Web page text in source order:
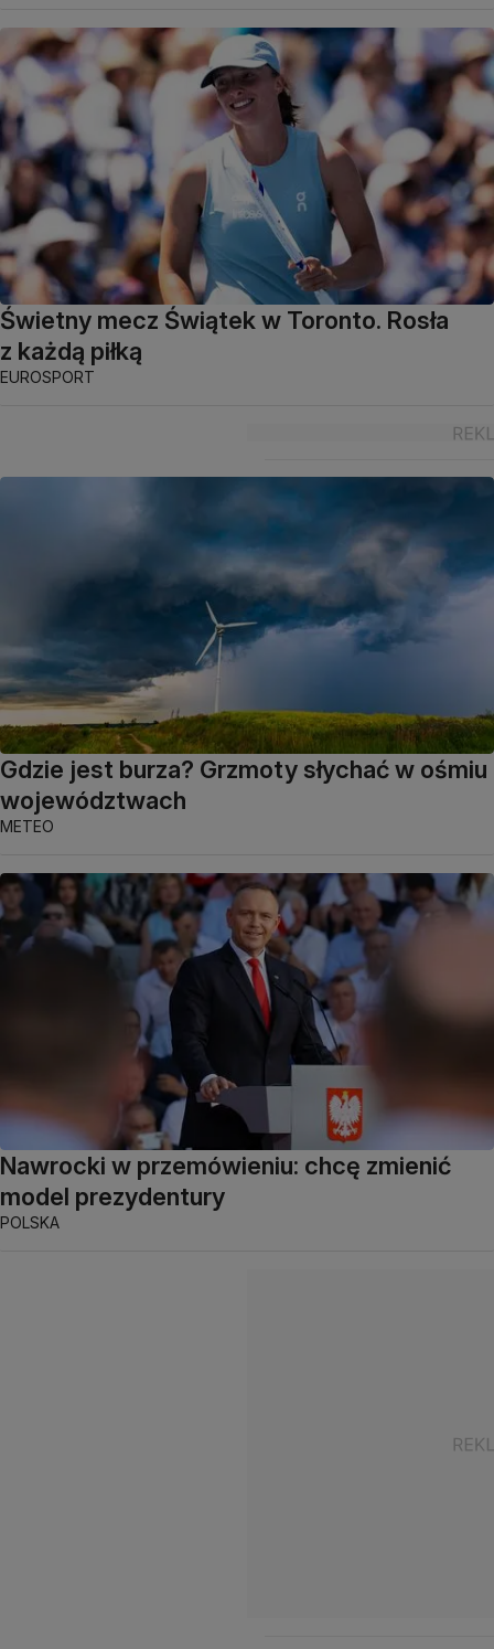
Świetny mecz Świątek w Toronto. Rosła
z każdą piłką
EUROSPORT
Gdzie jest burza? Grzmoty słychać w ośmiu
województwach
METEO
Nawrocki w przemówieniu: chcę zmienić
model prezydentury
POLSKA